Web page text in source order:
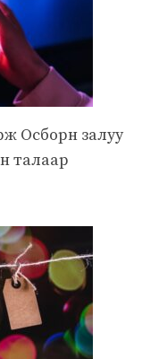
Осборн залуу
талаар